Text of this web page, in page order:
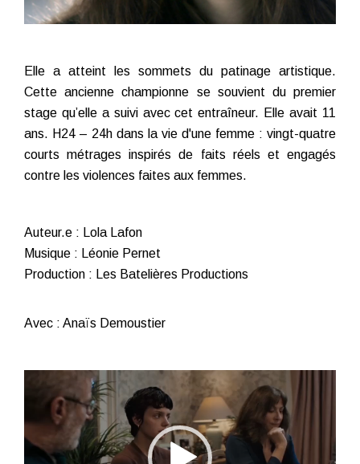
Elle a atteint les sommets du patinage artistique.
Cette ancienne championne se souvient du premier
stage qu’elle a suivi avec cet entraîneur. Elle avait 11
ans. H24 – 24h dans la vie d'une femme : vingt-quatre
courts métrages inspirés de faits réels et engagés
contre les violences faites aux femmes.
Auteur.e : Lola Lafon
Musique : Léonie Pernet
Production : Les Batelières Productions
Avec : Anaïs Demoustier
vidéo